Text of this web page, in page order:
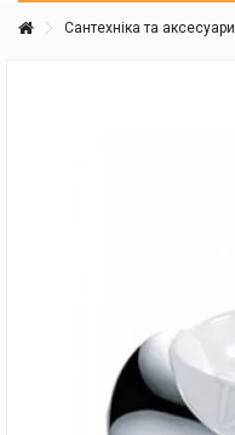
Сантехніка та аксесуари